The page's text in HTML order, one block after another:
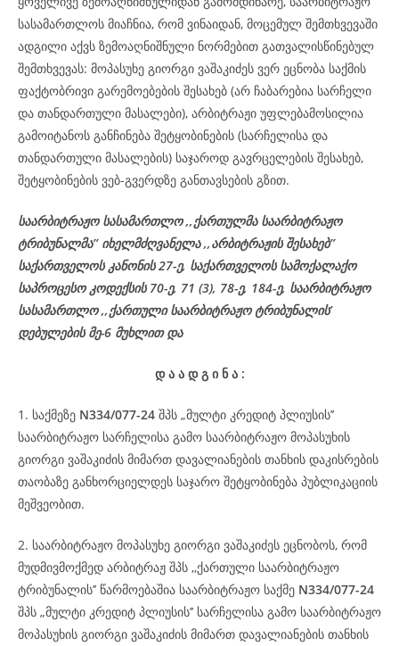
სასამართლოს მიაჩნია, რომ ვინაიდან, მოცემულ შემთხვევაში
ადგილი აქვს ზემოაღნიშნული ნორმებით გათვალისწინებულ
შემთხვევას: მოპასუხე გიორგი ვაშაკიძეს ვერ ეცნობა საქმის
ფაქტობრივი გარემოებების შესახებ (არ ჩაბარებია სარჩელი
და თანდართული მასალები), არბიტრაჟი უფლებამოსილია
გამოიტანოს განჩინება შეტყობინების (სარჩელისა და
თანდართული მასალების) საჯაროდ გავრცელების შესახებ,
შეტყობინების ვებ-გვერდზე განთავსების გზით.
საარბიტრაჟო სასამართლო ,,ქართულმა საარბიტრაჟო
ტრიბუნალმა’’ იხელმძღვანელა,,არბიტრაჟის შესახებ’’
საქართველოს კანონის 27-ე, საქართველოს სამოქალაქო
საპროცესო კოდექსის 70-ე, 71 (3), 78-ე, 184-ე, საარბიტრაჟო
სასამართლო ,,ქართული საარბიტრაჟო ტრიბუნალის’
დებულების მე-6 მუხლით და
დ ა ა დ გ ი ნ ა :
1. საქმეზე N334/077-24 შპს „მულტი კრედიტ პლიუსის’’
საარბიტრაჟო სარჩელისა გამო საარბიტრაჟო მოპასუხის
გიორგი ვაშაკიძის მიმართ დავალიანების თანხის დაკისრების
თაობაზე განხორციელდეს საჯარო შეტყობინება პუბლიკაციის
მეშვეობით.
2. საარბიტრაჟო მოპასუხე გიორგი ვაშაკიძეს ეცნობოს, რომ
მუდმივმოქმედ არბიტრაჟ შპს ,,ქართული საარბიტრაჟო
ტრიბუნალის’’ წარმოებაშია საარბიტრაჟო საქმე N334/077-24
შპს „მულტი კრედიტ პლიუსის’’ სარჩელისა გამო საარბიტრაჟო
მოპასუხის გიორგი ვაშაკიძის მიმართ დავალიანების თანხის